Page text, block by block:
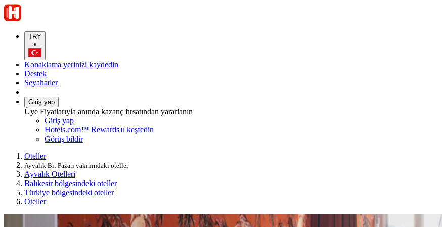
TRY
•
Konaklama yerinizi kaydedin
Destek
Seyahatler
Giriş yap
Üye Fiyatlarıyla anında kazanç fırsatından yararlanın
Giriş yap
Hotels.com™ Rewards'u keşfedin
Görüş bildir
Oteller
Ayvalık Bit Pazarı yakınındaki oteller
Ayvalık Otelleri
Balıkesir bölgesindeki oteller
Türkiye bölgesindeki oteller
Oteller